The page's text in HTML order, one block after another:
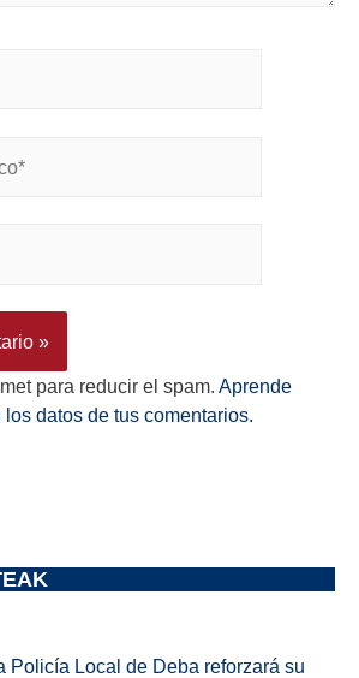
para reducir el spam. Aprende
datos de tus comentarios.
Policía Local de Deba reforzará su